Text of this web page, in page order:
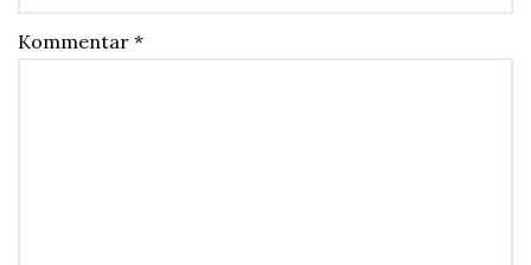
Kommentar *